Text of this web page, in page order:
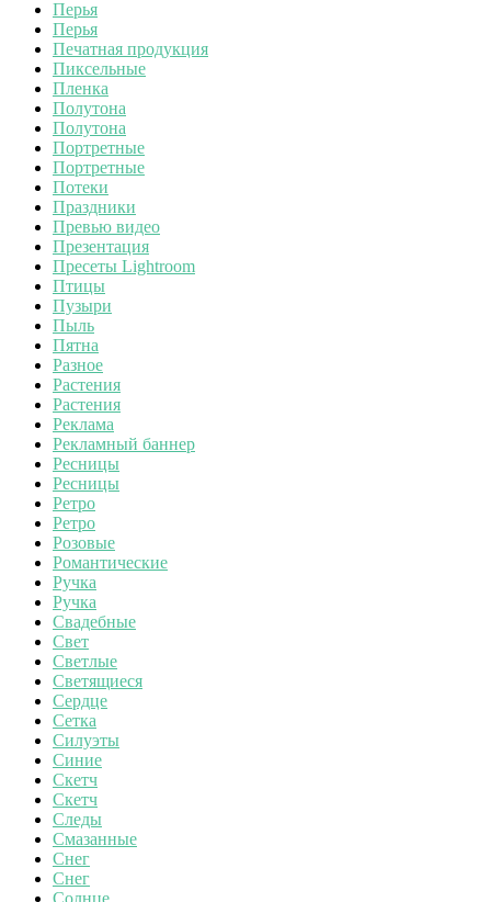
Перья
Перья
Печатная продукция
Пиксельные
Пленка
Полутона
Полутона
Портретные
Портретные
Потеки
Праздники
Превью видео
Презентация
Пресеты Lightroom
Птицы
Пузыри
Пыль
Пятна
Разное
Растения
Растения
Реклама
Рекламный баннер
Ресницы
Ресницы
Ретро
Ретро
Розовые
Романтические
Ручка
Ручка
Свадебные
Свет
Светлые
Светящиеся
Сердце
Сетка
Силуэты
Синие
Скетч
Скетч
Следы
Смазанные
Снег
Снег
Солнце